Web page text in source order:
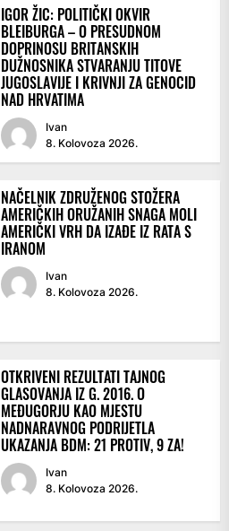
IGOR ŽIC: POLITIČKI OKVIR
BLEIBURGA – O PRESUDNOM
DOPRINOSU BRITANSKIH
DUŽNOSNIKA STVARANJU TITOVE
JUGOSLAVIJE I KRIVNJI ZA GENOCID
NAD HRVATIMA
Ivan
8. Kolovoza 2026.
NAČELNIK ZDRUŽENOG STOŽERA
AMERIČKIH ORUŽANIH SNAGA MOLI
AMERIČKI VRH DA IZAĐE IZ RATA S
IRANOM
Ivan
8. Kolovoza 2026.
OTKRIVENI REZULTATI TAJNOG
GLASOVANJA IZ G. 2016. O
MEĐUGORJU KAO MJESTU
NADNARAVNOG PODRIJETLA
UKAZANJA BDM: 21 PROTIV, 9 ZA!
Ivan
8. Kolovoza 2026.